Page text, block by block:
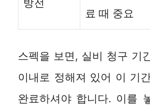
료 때 중요
스펙을 보면, 실비 청구 기
이내로 정해져 있어 이 기
완료하셔야 합니다. 이를